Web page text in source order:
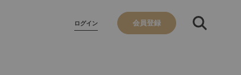
ログイン 会員登録